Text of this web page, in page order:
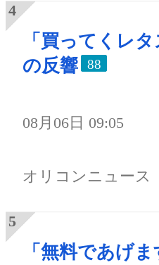
「買ってくレ
の反響
88
08月06日 09:05
オリコンニュース
「無料であげ